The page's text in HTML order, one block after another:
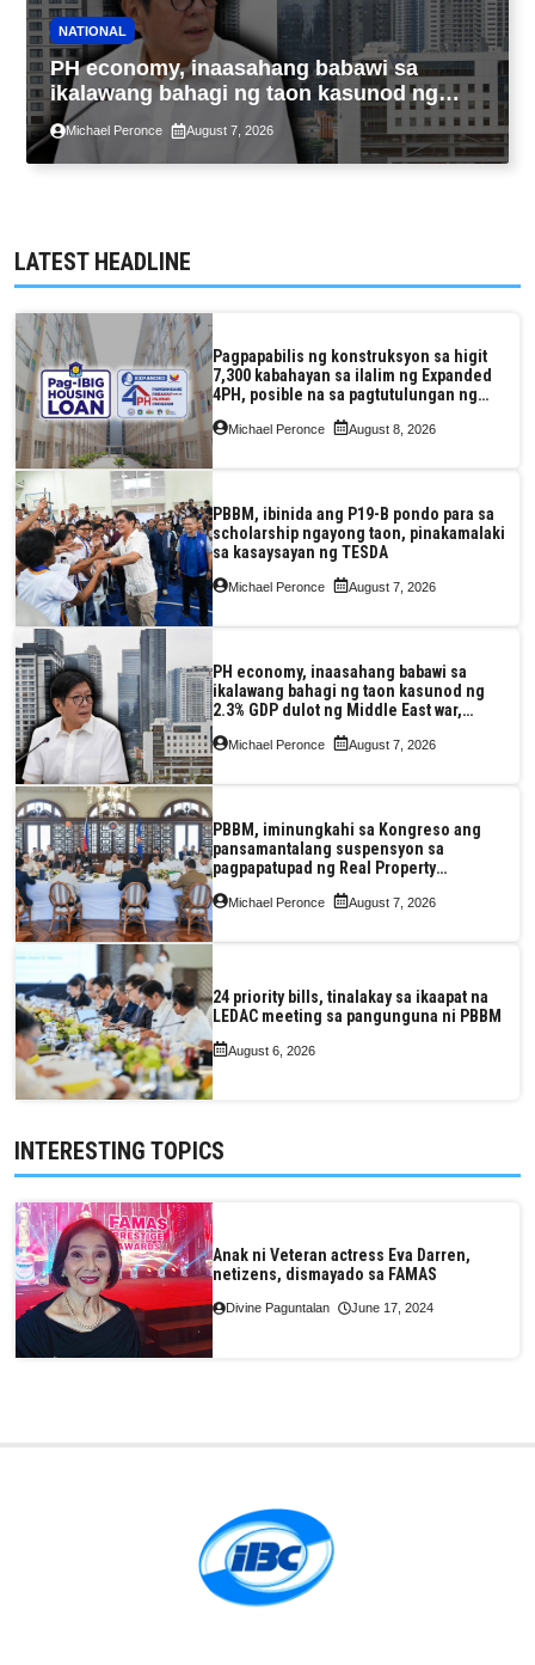
NATIONAL
PH economy, inaasahang babawi sa
ikalawang bahagi ng taon kasunod ng
2.3% GDP dulot ng Middle East war,
pagkaantala ng public construction
Michael Peronce August 7, 2026
LATEST HEADLINE
Pagpapabilis ng konstruksyon sa higit
7,300 kabahayan sa ilalim ng Expanded
4PH, posible na sa pagtutulungan ng
Pag-IBIG at P.A. Alvarez
Michael Peronce August 8, 2026
PBBM, ibinida ang P19-B pondo para sa
scholarship ngayong taon, pinakamalaki
sa kasaysayan ng TESDA
Michael Peronce August 7, 2026
PH economy, inaasahang babawi sa
ikalawang bahagi ng taon kasunod ng
2.3% GDP dulot ng Middle East war,
pagkaantala ng public construction
Michael Peronce August 7, 2026
PBBM, iminungkahi sa Kongreso ang
pansamantalang suspensyon sa
pagpapatupad ng Real Property
Valuation and Assessment Reform Act
Michael Peronce August 7, 2026
24 priority bills, tinalakay sa ikaapat na
LEDAC meeting sa pangunguna ni PBBM
August 6, 2026
INTERESTING TOPICS
Anak ni Veteran actress Eva Darren,
netizens, dismayado sa FAMAS
Divine Paguntalan June 17, 2024